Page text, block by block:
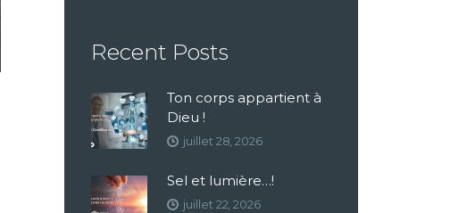
Recent Posts
Ton corps appartient à
Dieu !
juillet 28, 2026
Sel et lumière…!
juillet 22, 2026